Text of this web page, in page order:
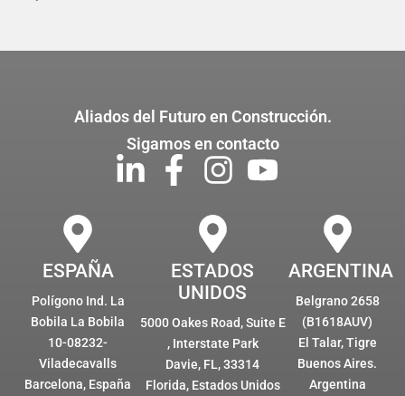
Aliados del Futuro en Construcción.
Sigamos en contacto
ESPAÑA
Polígono Ind. La
Bobila La Bobila
10-08232-
Viladecavalls
Barcelona, España
ESTADOS
UNIDOS
5000 Oakes Road, Suite E
, Interstate Park
Davie, FL, 33314
Florida, Estados Unidos
ARGENTINA
Belgrano 2658
(B1618AUV)
El Talar, Tigre
Buenos Aires.
Argentina